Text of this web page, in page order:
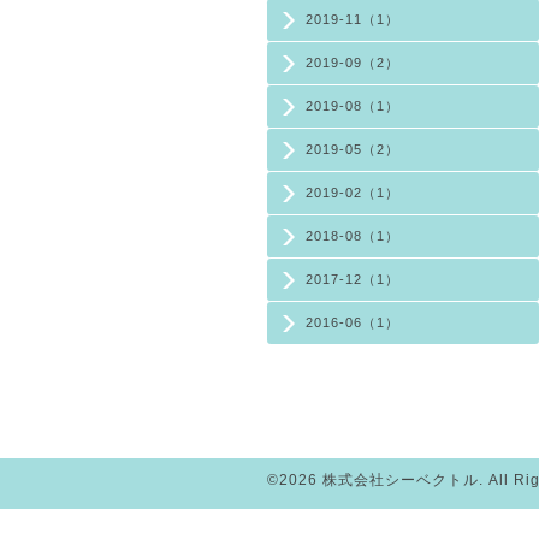
2019-11（1）
2019-09（2）
2019-08（1）
2019-05（2）
2019-02（1）
2018-08（1）
2017-12（1）
2016-06（1）
©2026 株式会社シーベクトル. All